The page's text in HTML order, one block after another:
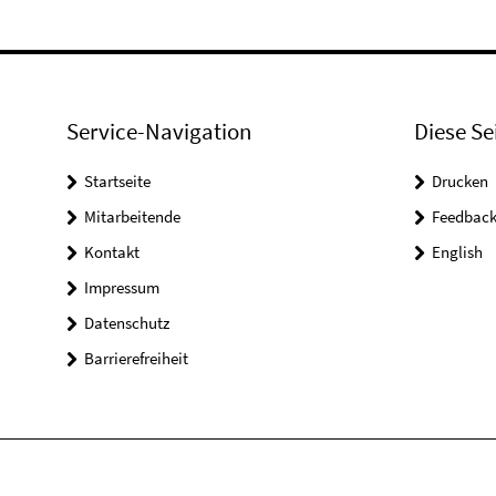
Service-Navigation
Startseite
Mitarbeitende
Kontakt
Impressum
Datenschutz
Barrierefreiheit
Diese
Drucken
Feedback
English